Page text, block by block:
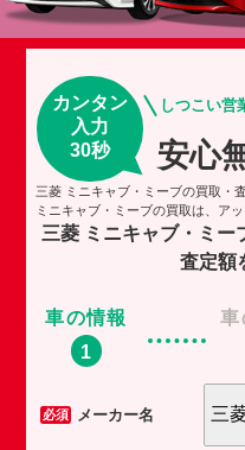
カンタン
入力
30秒
しつこい営
安心
三菱 ミニキャブ・ミーブの買取・
ミニキャブ・ミーブの買取は、ア
三菱 ミニキャブ・ミー
査定額
車の情報 車
必須 メーカー名